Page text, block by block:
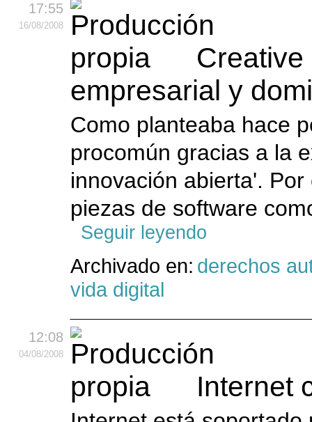
17:55
16/08/2008
empresarial y
Como planteaba hace
procomún gracias a la
innovación abierta'.
piezas de software
Seguir leyendo
Archivado en: derechos
vida digital
12:08
04/08/2008
Internet